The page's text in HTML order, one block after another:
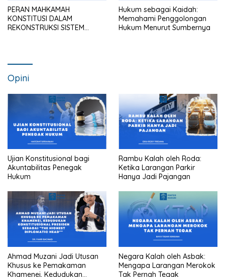
PERAN MAHKAMAH
KONSTITUSI DALAM
REKONSTRUKSI SISTEM
Hukum sebagai Kaidah:
Memahami Penggolongan
Hukum Menurut Sumbernya
Opini
Ujian Konstitusional bagi
Akuntabilitas Penegak
Hukum
Rambu Kalah oleh Roda:
Ketika Larangan Parkir
Hanya Jadi Pajangan
Ahmad Muzani Jadi Utusan
Khusus ke Pemakaman
Khamenei, Kedudukan
Negara Kalah oleh Asbak:
Mengapa Larangan Merokok
Tak Pernah Tegak